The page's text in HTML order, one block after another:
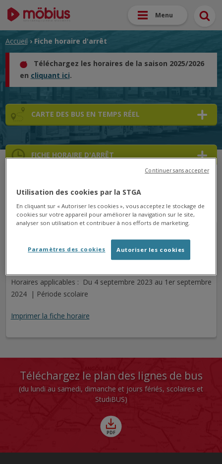
Menu
Accueil › Fiche horaire d'arrêt
Téléchargez les horaires de la saison 2025/2026
en cliquant ici.
CARTE DES BUS EN TEMPS RÉEL
FICHE HORAIRE D'ARRÊT
➜
➜
Cet arrêt n'est pas desservi pour le jour sélectionné.
Horaires applicables : Du 4 septembre 2023 au 1er septembre
2024 | Période scolaire
Imprimer la fiche horaire
Téléchargez le plan des lignes de bus
(du lundi au samedi, dimanche et jours fériés, scolaires et
StudiBUS)
Utilisation des cookies par la STGA
En cliquant sur « Autoriser les cookies », vous acceptez le stockage de
cookies sur votre appareil pour améliorer la navigation sur le site,
analyser son utilisation et contribuer à nos efforts de marketing.
Autoriser les cookies
Paramètres des cookies
Continuer sans accepter